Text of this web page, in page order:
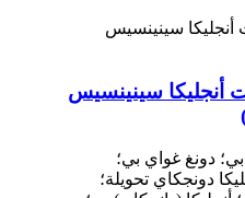
أنجليكا سينينسيس
دونغ غواي بي؛
دونجكاي تحويلة؛